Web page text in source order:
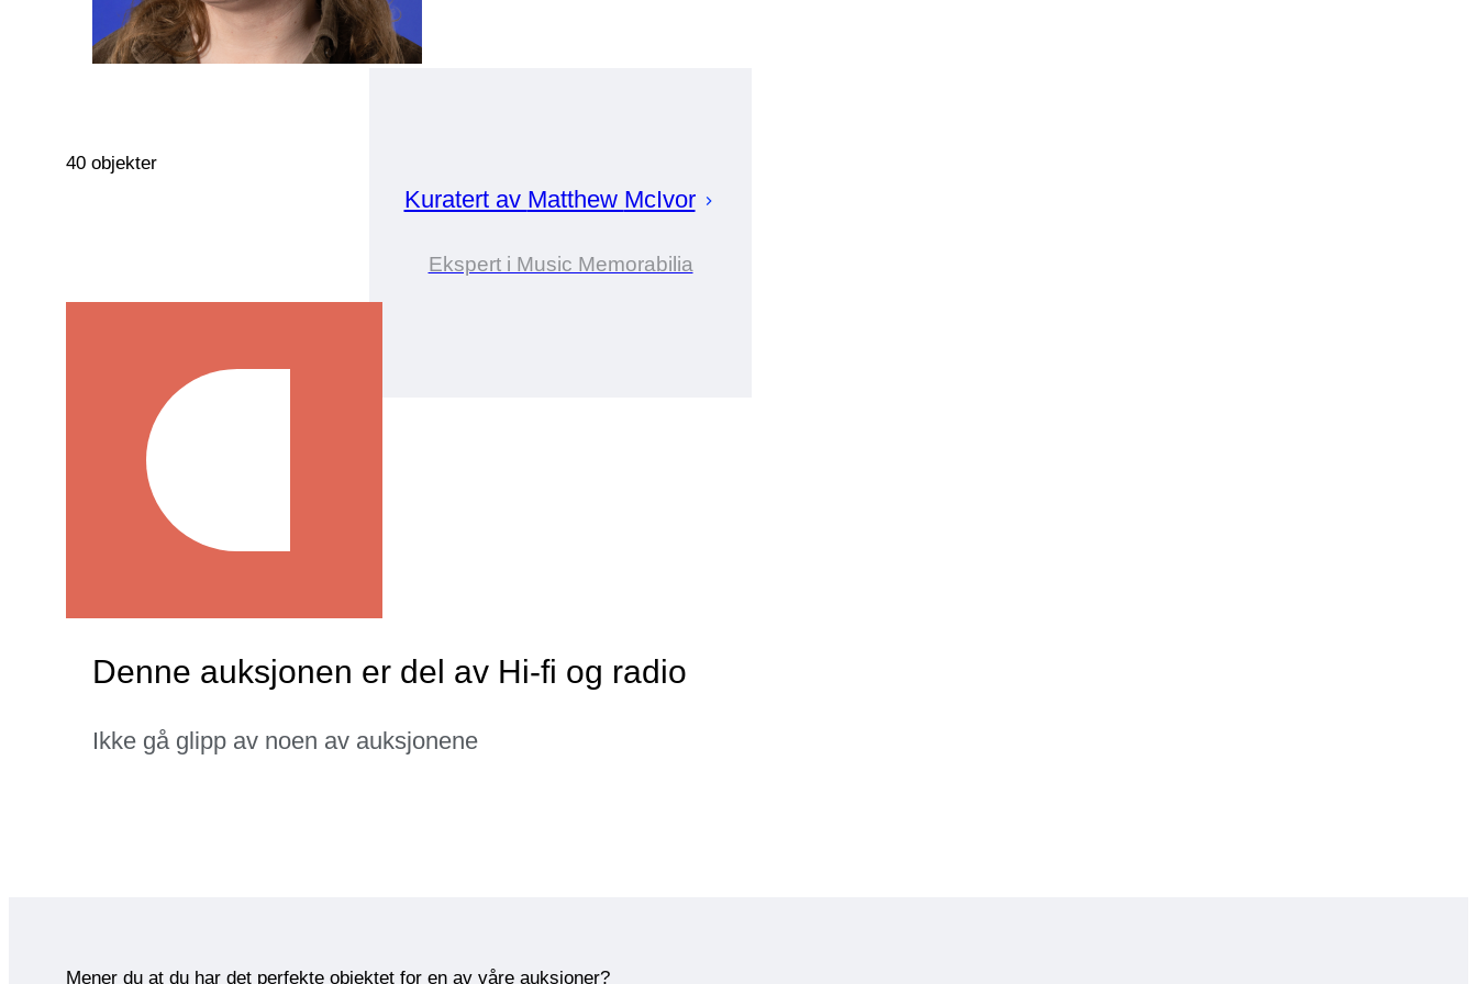
Kuratert av Matthew McIvor
Ekspert i Music Memorabilia
40 objekter
Denne auksjonen er del av Hi-fi og radio
Ikke gå glipp av noen av auksjonene
Mener du at du har det perfekte objektet for en av våre auksjoner?